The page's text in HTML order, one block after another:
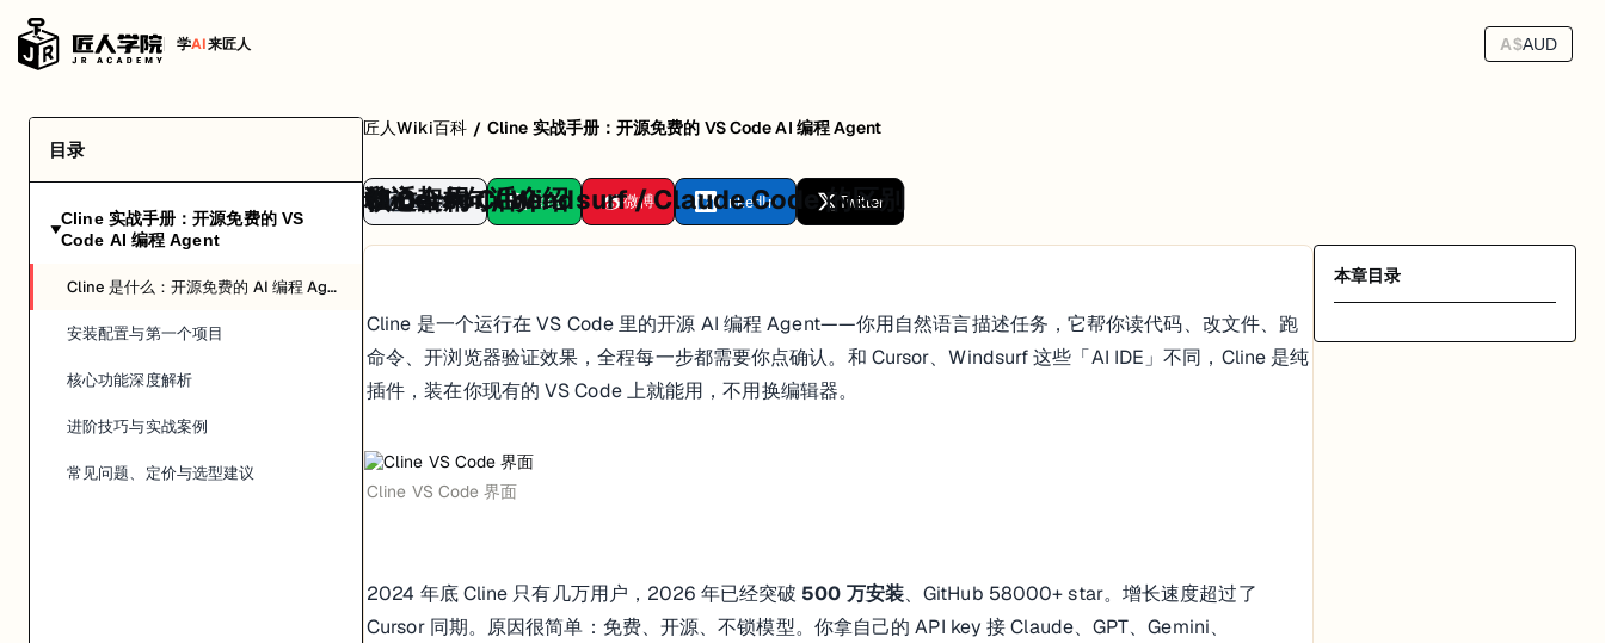
学AI来匠人 A$AUD
目录
▶
Cline 实战手册：开源免费的 VS
Code AI 编程 Agent
Cline 是什么：开源免费的 AI 编程 Agent
安装配置与第一个项目
核心功能深度解析
进阶技巧与实战案例
常见问题、定价与选型建议
匠人Wiki百科 / Cline 实战手册：开源免费的 VS Code AI 编程 Agent
复制链接 微信 微博 LinkedIn Twitter
Cline 一句话介绍
Cline 是一个运行在 VS Code 里的开源 AI 编程 Agent——你用自然语言描述任务，它帮你读代码、改文件、跑
命令、开浏览器验证效果，全程每一步都需要你点确认。和 Cursor、Windsurf 这些「AI IDE」不同，Cline 是纯
插件，装在你现有的 VS Code 上就能用，不用换编辑器。
Cline VS Code 界面
2024 年底 Cline 只有几万用户，2026 年已经突破 500 万安装、GitHub 58000+ star。增长速度超过了
Cursor 同期。原因很简单：免费、开源、不锁模型。你拿自己的 API key 接 Claude、GPT、Gemini、
核心架构
和 Cursor / Windsurf / Claude Code 的区别
谁适合用 Cline
本章目录